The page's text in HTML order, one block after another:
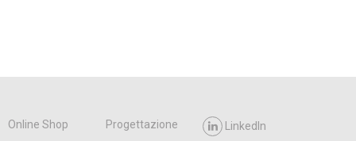
Online Shop
Progettazione
LinkedIn